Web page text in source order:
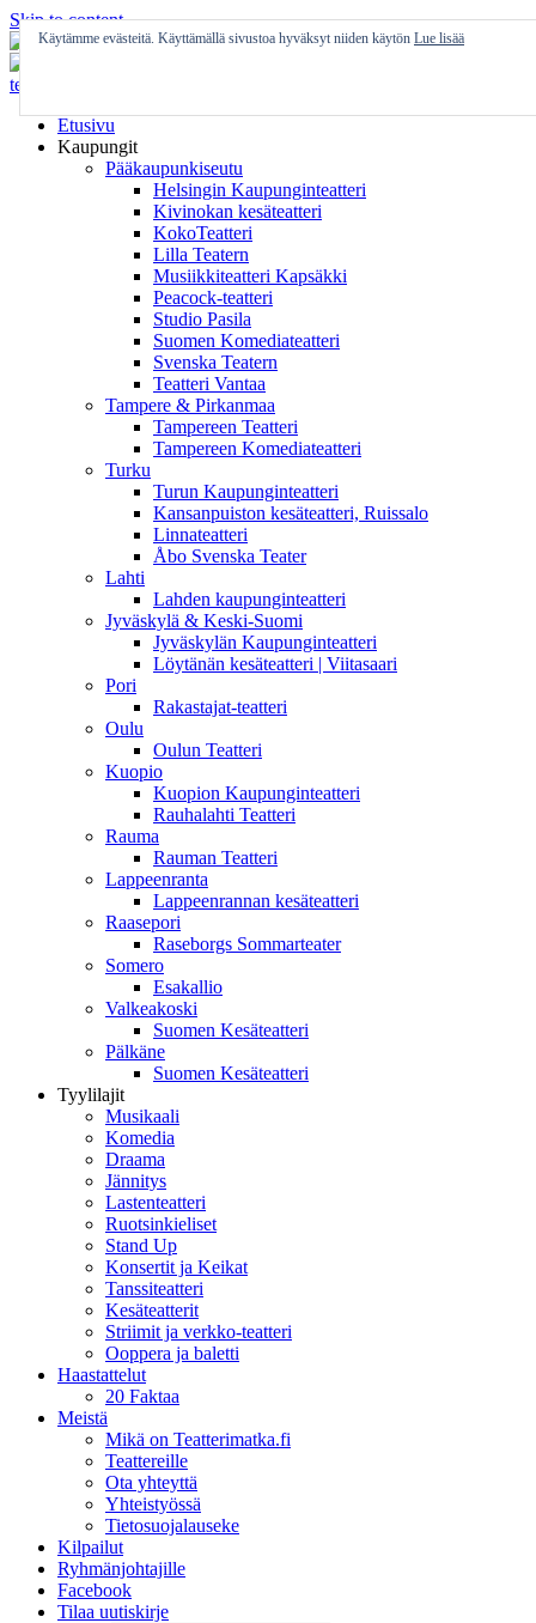
Skip to content
Etusivu
Kaupungit
Pääkaupunkiseutu
Helsingin Kaupunginteatteri
Kivinokan kesäteatteri
KokoTeatteri
Lilla Teatern
Musiikkiteatteri Kapsäkki
Peacock-teatteri
Studio Pasila
Suomen Komediateatteri
Svenska Teatern
Teatteri Vantaa
Tampere & Pirkanmaa
Tampereen Teatteri
Tampereen Komediateatteri
Turku
Turun Kaupunginteatteri
Kansanpuiston kesäteatteri, Ruissalo
Linnateatteri
Åbo Svenska Teater
Lahti
Lahden kaupunginteatteri
Jyväskylä & Keski-Suomi
Jyväskylän Kaupunginteatteri
Löytänän kesäteatteri | Viitasaari
Pori
Rakastajat-teatteri
Oulu
Oulun Teatteri
Kuopio
Kuopion Kaupunginteatteri
Rauhalahti Teatteri
Rauma
Rauman Teatteri
Lappeenranta
Lappeenrannan kesäteatteri
Raasepori
Raseborgs Sommarteater
Somero
Esakallio
Valkeakoski
Suomen Kesäteatteri
Pälkäne
Suomen Kesäteatteri
Tyylilajit
Musikaali
Komedia
Draama
Jännitys
Lastenteatteri
Ruotsinkieliset
Stand Up
Konsertit ja Keikat
Tanssiteatteri
Kesäteatterit
Striimit ja verkko-teatteri
Ooppera ja baletti
Haastattelut
20 Faktaa
Meistä
Mikä on Teatterimatka.fi
Teattereille
Ota yhteyttä
Yhteistyössä
Tietosuojalauseke
Kilpailut
Ryhmänjohtajille
Facebook
Tilaa uutiskirje
Käytämme evästeitä. Käyttämällä sivustoa hyväksyt niiden käytön Lue lisää